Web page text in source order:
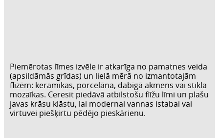
Piemērotas līmes izvēle ir atkarīga no pamatnes veida
(apsildāmās grīdas) un lielā mērā no izmantotajām
flīzēm: keramikas, porcelāna, dabīgā akmens vai stikla
mozaīkas. Ceresit piedāvā atbilstošu flīžu līmi un plašu
javas krāsu klāstu, lai modernai vannas istabai vai
virtuvei piešķirtu pēdējo pieskārienu.